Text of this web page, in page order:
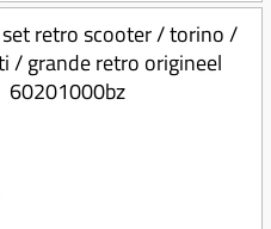
retro scooter / torino /
/ grande retro origineel
60201000bz